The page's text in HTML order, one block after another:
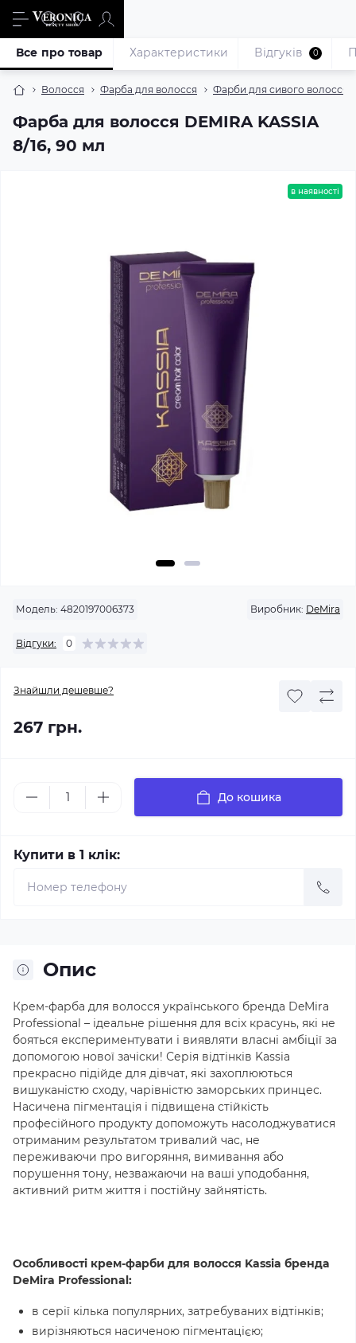
Волосся Фарба для волосся Фарби для сивого волосся
Фарба для волосся DEMIRA KASSIA
8/16, 90 мл
Все про товар Характеристики Відгуків 0
в наявності
Модель: 4820197006373 Виробник: DeMira
Відгуки: 0
Знайшли дешевше?
267 грн.
До кошика
Купити в 1 клік:
Опис
Крем-фарба для волосся українського бренда DeMira
Professional – ідеальне рішення для всіх красунь, які не
бояться експериментувати і виявляти власні амбіції за
допомогою нової зачіски! Серія відтінків Kassia
прекрасно підійде для дівчат, які захоплюються
вишуканістю сходу, чарівністю заморських принцес.
Насичена пігментація і підвищена стійкість
професійного продукту допоможуть насолоджуватися
отриманим результатом тривалий час, не
переживаючи про вигоряння, вимивання або
порушення тону, незважаючи на ваші уподобання,
активний ритм життя і постійну зайнятість.
Особливості крем-фарби для волосся Kassia бренда
DeMira Professional:
в серії кілька популярних, затребуваних відтінків;
вирізняються насиченою пігментацією;